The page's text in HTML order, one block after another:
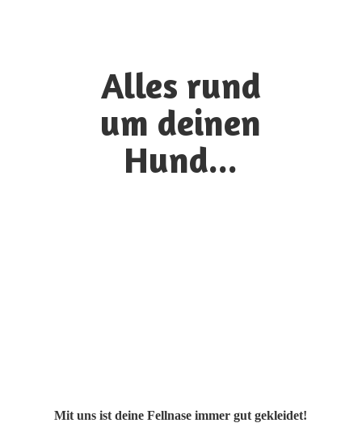
Alles rund
um deinen
Hund...
Mit uns ist deine Fellnase immer gut gekleidet!